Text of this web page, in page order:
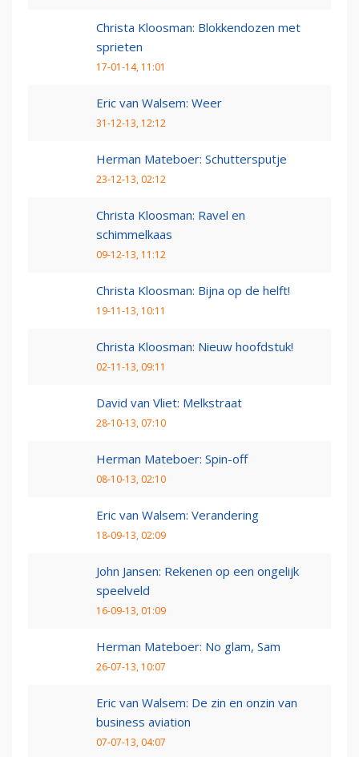
Christa Kloosman: Blokkendozen met
sprieten
17-01-14, 11:01
Eric van Walsem: Weer
31-12-13, 12:12
Herman Mateboer: Schuttersputje
23-12-13, 02:12
Christa Kloosman: Ravel en
schimmelkaas
09-12-13, 11:12
Christa Kloosman: Bijna op de helft!
19-11-13, 10:11
Christa Kloosman: Nieuw hoofdstuk!
02-11-13, 09:11
David van Vliet: Melkstraat
28-10-13, 07:10
Herman Mateboer: Spin-off
08-10-13, 02:10
Eric van Walsem: Verandering
18-09-13, 02:09
John Jansen: Rekenen op een ongelijk
speelveld
16-09-13, 01:09
Herman Mateboer: No glam, Sam
26-07-13, 10:07
Eric van Walsem: De zin en onzin van
business aviation
07-07-13, 04:07